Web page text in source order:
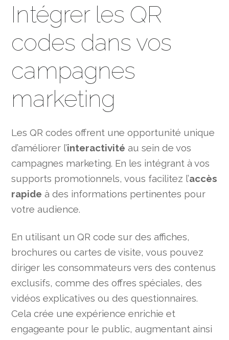
Intégrer les QR
codes dans vos
campagnes
marketing
Les QR codes offrent une opportunité unique
d’améliorer l’interactivité au sein de vos
campagnes marketing. En les intégrant à vos
supports promotionnels, vous facilitez l’accès
rapide à des informations pertinentes pour
votre audience.
En utilisant un QR code sur des affiches,
brochures ou cartes de visite, vous pouvez
diriger les consommateurs vers des contenus
exclusifs, comme des offres spéciales, des
vidéos explicatives ou des questionnaires.
Cela crée une expérience enrichie et
engageante pour le public, augmentant ainsi